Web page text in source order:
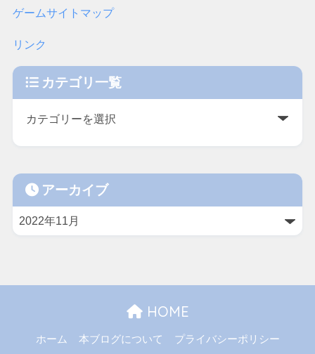
ゲームサイトマップ
リンク
カテゴリ一覧
アーカイブ
HOME
ホーム 本ブログについて
プライバシーポリシー